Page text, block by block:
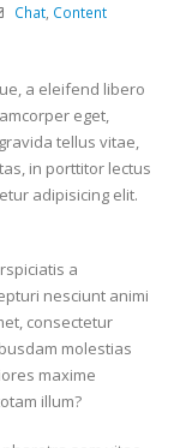
Chat Content
a eleifend libero
eget,
tellus vitae,
in porttitor lectus
adipisicing elit.
a
nesciunt animi
consectetur
molestias
maxime
illum?